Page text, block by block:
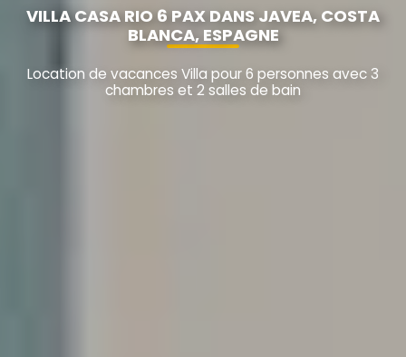
VILLA CASA RIO 6 PAX DANS JAVEA, COSTA
BLANCA, ESPAGNE
Location de vacances Villa pour 6 personnes avec 3
chambres et 2 salles de bain